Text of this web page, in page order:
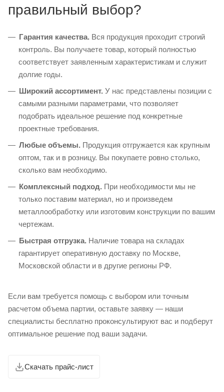
правильный выбор?
Гарантия качества. Вся продукция проходит строгий
контроль. Вы получаете товар, который полностью
соответствует заявленным характеристикам и служит
долгие годы.
Широкий ассортимент. У нас представлены позиции с
самыми разными параметрами, что позволяет
подобрать идеальное решение под конкретные
проектные требования.
Любые объемы. Продукция отгружается как крупным
оптом, так и в розницу. Вы покупаете ровно столько,
сколько вам необходимо.
Комплексный подход. При необходимости мы не
только поставим материал, но и произведем
металлообработку или изготовим конструкции по вашим
чертежам.
Быстрая отгрузка. Наличие товара на складах
гарантирует оперативную доставку по Москве,
Московской области и в другие регионы РФ.
Если вам требуется помощь с выбором или точным
расчетом объема партии, оставьте заявку — наши
специалисты бесплатно проконсультируют вас и подберут
оптимальное решение под ваши задачи.
Скачать прайс-лист